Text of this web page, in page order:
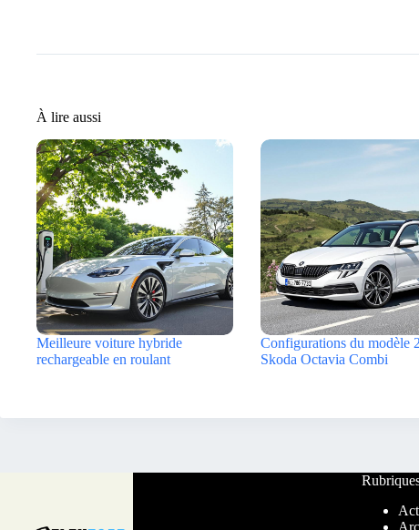
À lire aussi
Meilleure voiture hybride
rechargeable en roulant
Configurations du modèle
Skoda Octavia Combi